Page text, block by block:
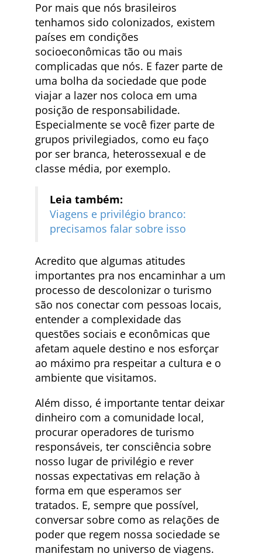
Por mais que nós brasileiros
tenhamos sido colonizados, existem
países em condições
socioeconômicas tão ou mais
complicadas que nós. E fazer parte de
uma bolha da sociedade que pode
viajar a lazer nos coloca em uma
posição de responsabilidade.
Especialmente se você fizer parte de
grupos privilegiados, como eu faço
por ser branca, heterossexual e de
classe média, por exemplo.
Leia também:
Viagens e privilégio branco:
precisamos falar sobre isso
Acredito que algumas atitudes
importantes pra nos encaminhar a um
processo de descolonizar o turismo
são nos conectar com pessoas locais,
entender a complexidade das
questões sociais e econômicas que
afetam aquele destino e nos esforçar
ao máximo pra respeitar a cultura e o
ambiente que visitamos.
Além disso, é importante tentar deixar
dinheiro com a comunidade local,
procurar operadores de turismo
responsáveis, ter consciência sobre
nosso lugar de privilégio e rever
nossas expectativas em relação à
forma em que esperamos ser
tratados. E, sempre que possível,
conversar sobre como as relações de
poder que regem nossa sociedade se
manifestam no universo de viagens.